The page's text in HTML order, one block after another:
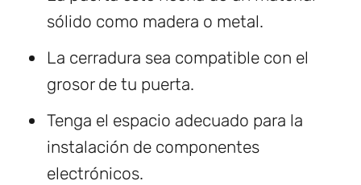
sólido como madera o metal.
La cerradura sea compatible con el
grosor de tu puerta.
Tenga el espacio adecuado para la
instalación de componentes
electrónicos.